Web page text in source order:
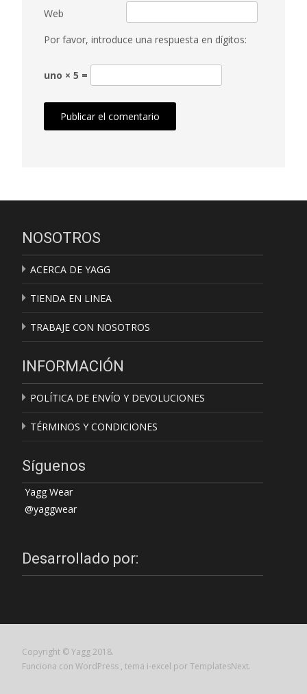
Web
Por favor, introduce una respuesta en dígitos:
uno × 5 =
NOSOTROS
ACERCA DE YAGG
TIENDA EN LINEA
TRABAJE CON NOSOTROS
INFORMACIÓN
POLÍTICA DE ENVÍO Y DEVOLUCIONES
TÉRMINOS Y CONDICIONES
Síguenos
Yagg Wear
@yaggwear
Desarrollado por:
Copyright © Yagg 2018.
Funciona con WordPress , tema i-excel por TemplatesNext.